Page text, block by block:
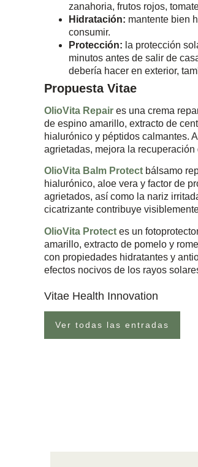
zanahoria, frutos rojos,
Hidratación: mantente bien
consumir.
Protección: la protección
minutos antes de salir de
debería hacer en exterior,
Propuesta Vitae
OlioVita Repair es una crema
de espino amarillo, extracto de
hialurónico y péptidos calmantes.
agrietadas, mejora la
OlioVita Balm Protect bálsamo
hialurónico, aloe vera y factor de
agrietados, así como la nariz
cicatrizante contribuye
OlioVita Protect es un
amarillo, extracto de pomelo y
con propiedades hidratantes y
efectos nocivos de los rayos
Vitae Health Innovation
Ver todas las entradas